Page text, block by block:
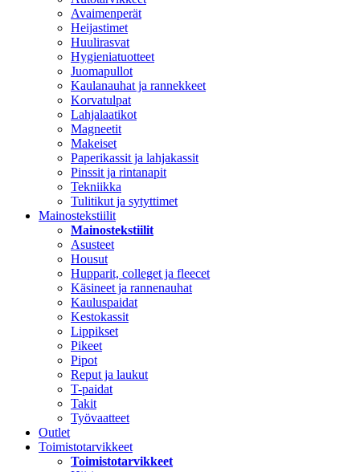
Avaimenperät
Heijastimet
Huulirasvat
Hygieniatuotteet
Juomapullot
Kaulanauhat ja rannekkeet
Korvatulpat
Lahjalaatikot
Magneetit
Makeiset
Paperikassit ja lahjakassit
Pinssit ja rintanapit
Tekniikka
Tulitikut ja sytyttimet
Mainostekstiilit
Mainostekstiilit
Asusteet
Housut
Hupparit, colleget ja fleecet
Käsineet ja rannenauhat
Kauluspaidat
Kestokassit
Lippikset
Pikeet
Pipot
Reput ja laukut
T-paidat
Takit
Työvaatteet
Outlet
Toimistotarvikkeet
Toimistotarvikkeet